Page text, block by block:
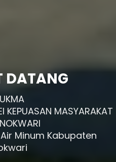
DATANG
KEPUASAN MASYARAKAT
Minum Kabupaten